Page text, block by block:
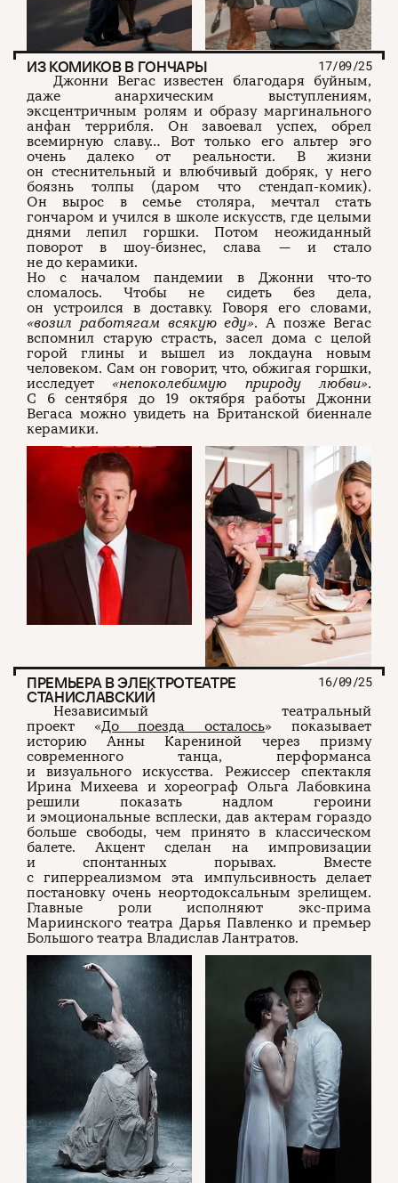
ИЗ КОМИКОВ В ГОНЧАРЫ 17/09/25
Джонни Вегас известен благодаря буйным,
даже анархическим выступлениям,
эксцентричным ролям и образу маргинального
анфан террибля. Он завоевал успех, обрел
всемирную славу… Вот только его альтер эго
очень далеко от реальности. В жизни
он стеснительный и влюбчивый добряк, у него
боязнь толпы (даром что стендап-комик).
Он вырос в семье столяра, мечтал стать
гончаром и учился в школе искусств, где целыми
днями лепил горшки. Потом неожиданный
поворот в шоу-бизнес, слава — и стало
не до керамики.
Но с началом пандемии в Джонни что-то
сломалось. Чтобы не сидеть без дела,
он устроился в доставку. Говоря его словами,
«возил работягам всякую еду». А позже Вегас
вспомнил старую страсть, засел дома с целой
горой глины и вышел из локдауна новым
человеком. Сам он говорит, что, обжигая горшки,
исследует «непоколебимую природу любви».
С 6 сентября до 19 октября работы Джонни
Вегаса можно увидеть на Британской биеннале
керамики.
ПРЕМЬЕРА В ЭЛЕКТРОТЕАТРЕ
СТАНИСЛАВСКИЙ
16/09/25
Независимый театральный
проект «До поезда осталось» показывает
историю Анны Карениной через призму
современного танца, перформанса
и визуального искусства. Режиссер спектакля
Ирина Михеева и хореограф Ольга Лабовкина
решили показать надлом героини
и эмоциональные всплески, дав актерам гораздо
больше свободы, чем принято в классическом
балете. Акцент сделан на импровизации
и спонтанных порывах. Вместе
с гиперреализмом эта импульсивность делает
постановку очень неортодоксальным зрелищем.
Главные роли исполняют экс-прима
Мариинского театра Дарья Павленко и премьер
Большого театра Владислав Лантратов.